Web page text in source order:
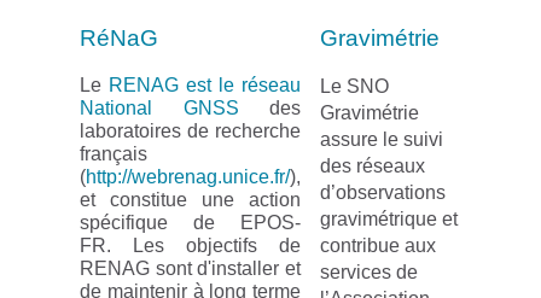
RéNaG
Le RENAG est le réseau
National GNSS des
laboratoires de recherche
français
(http://webrenag.unice.fr/),
et constitue une action
spécifique de EPOS-
FR. Les objectifs de
RENAG sont d'installer et
de maintenir à long terme
Gravimétrie
Le SNO
Gravimétrie
assure le suivi
des réseaux
d’observations
gravimétrique et
contribue aux
services de